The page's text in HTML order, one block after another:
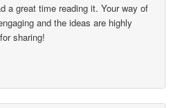
a great time reading it. Your way of
and the ideas are highly
sharing!